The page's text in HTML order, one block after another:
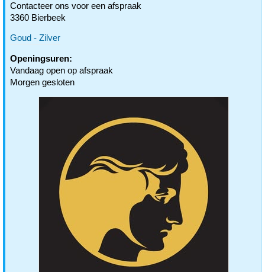
Contacteer ons voor een afspraak
3360 Bierbeek
Goud - Zilver
Openingsuren:
Vandaag open op afspraak
Morgen gesloten